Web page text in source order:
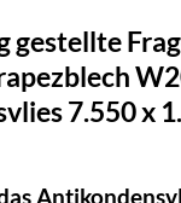
gestellte
7.550 x